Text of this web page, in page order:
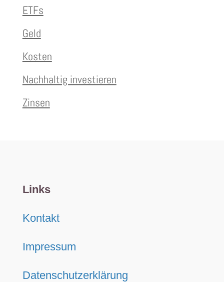
ETFs
Geld
Kosten
Nachhaltig investieren
Zinsen
Links
Kontakt
Impressum
Datenschutzerklärung